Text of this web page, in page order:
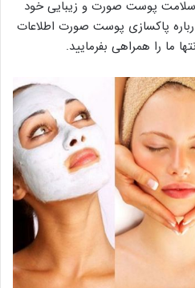
سلامت پوست صورت و زیبایی خود
پاکسازی پوست صورت اطلاعات
ما را همراهی بفرمایید.